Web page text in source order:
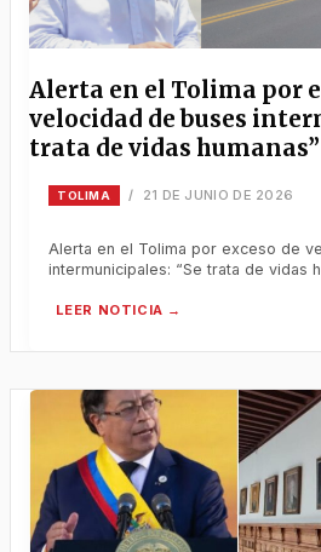
Alerta en el Tolima por
velocidad de buses
trata de vidas humanas”
TOLIMA / 21 DE JUNIO DE 2026
Alerta en el Tolima por exceso de
intermunicipales: “Se trata de vidas